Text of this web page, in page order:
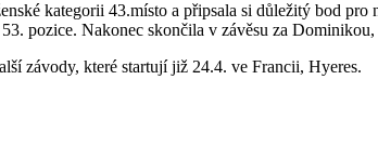
kategorii 43.místo a připsala si důležitý bod pro
pozice. Nakonec skončila v závěsu za Dominikou,
závody, které startují již 24.4. ve Francii, Hyeres.